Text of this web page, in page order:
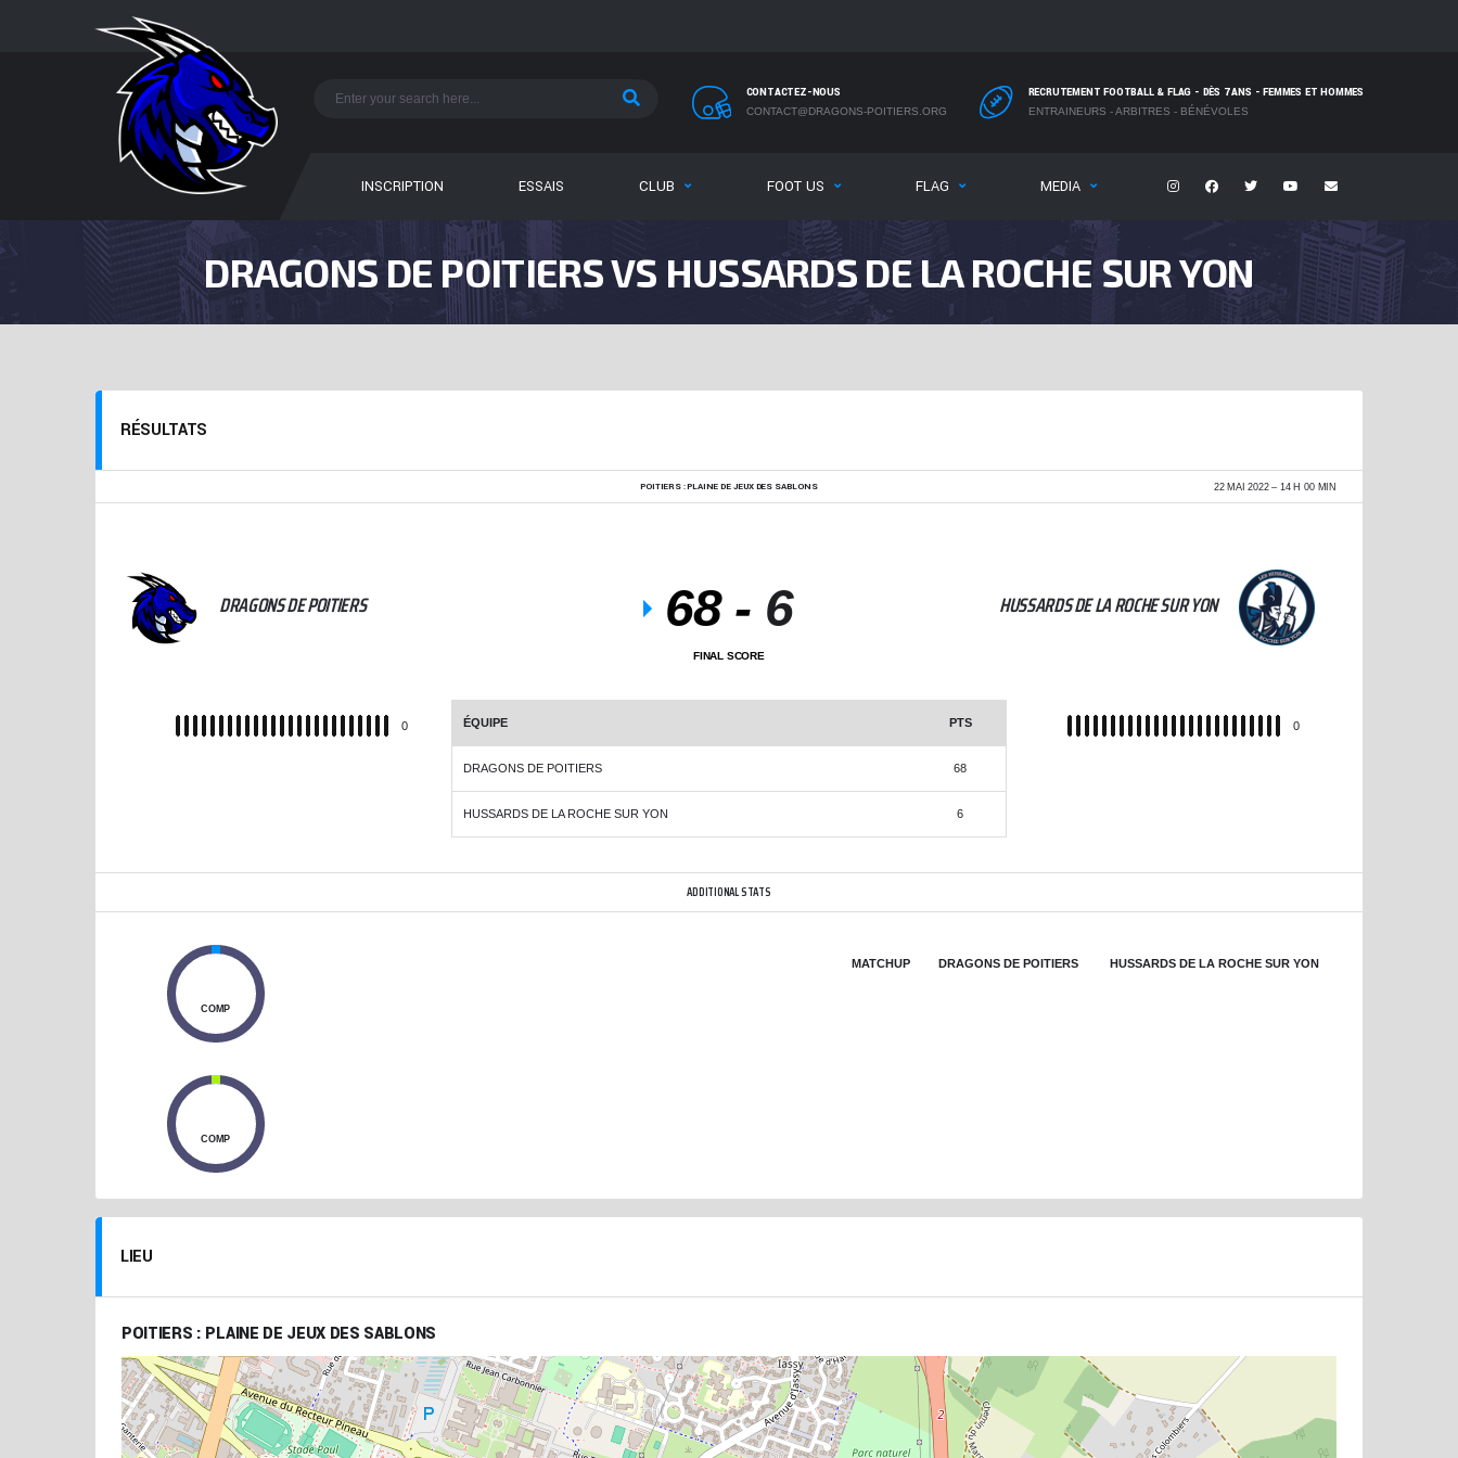
CONTACTEZ-NOUS
CONTACT@DRAGONS-POITIERS.ORG
RECRUTEMENT FOOTBALL & FLAG - DÈS 7 ANS - FEMMES ET HOMMES
ENTRAINEURS - ARBITRES - BÉNÉVOLES
INSCRIPTION ESSAIS CLUB FOOT US FLAG MEDIA
DRAGONS DE POITIERS VS HUSSARDS DE LA ROCHE SUR YON
RÉSULTATS
POITIERS : PLAINE DE JEUX DES SABLONS 22 MAI 2022 14 H 00 MIN
DRAGONS DE POITIERS HUSSARDS DE LA ROCHE SUR YON
68 - 6
FINAL SCORE
ÉQUIPE PTS
DRAGONS DE POITIERS 68
HUSSARDS DE LA ROCHE SUR YON 6
0 0
ADDITIONAL STATS
COMP
COMP
MATCHUP DRAGONS DE POITIERS HUSSARDS DE LA ROCHE SUR YON
LIEU
POITIERS : PLAINE DE JEUX DES SABLONS